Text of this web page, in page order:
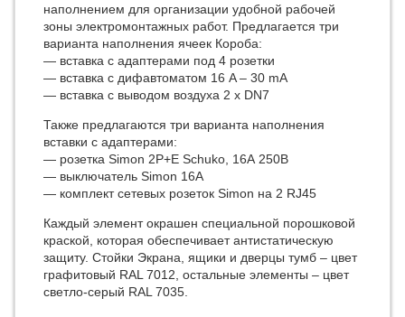
наполнением для организации удобной рабочей
зоны электромонтажных работ. Предлагается три
варианта наполнения ячеек Короба:
— вставка с адаптерами под 4 розетки
— вставка с дифавтоматом 16 A – 30 mA
— вставка с выводом воздуха 2 x DN7
Также предлагаются три варианта наполнения
вставки с адаптерами:
— розетка Simon 2P+E Schuko, 16А 250В
— выключатель Simon 16А
— комплект сетевых розеток Simon на 2 RJ45
Каждый элемент окрашен специальной порошковой
краской, которая обеспечивает антистатическую
защиту. Стойки Экрана, ящики и дверцы тумб – цвет
графитовый RAL 7012, остальные элементы – цвет
светло-серый RAL 7035.